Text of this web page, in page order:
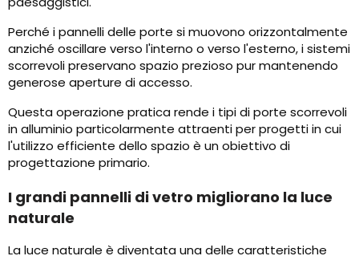
Perché i pannelli delle porte si muovono orizzontalmente
anziché oscillare verso l'interno o verso l'esterno, i sistemi
scorrevoli preservano spazio prezioso pur mantenendo
generose aperture di accesso.
Questa operazione pratica rende i tipi di porte scorrevoli
in alluminio particolarmente attraenti per progetti in cui
l'utilizzo efficiente dello spazio è un obiettivo di
progettazione primario.
I grandi pannelli di vetro migliorano la luce
naturale
La luce naturale è diventata una delle caratteristiche